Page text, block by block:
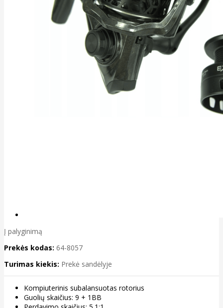
Į palyginimą
Prekės kodas: 64-8057
Turimas kiekis: Prekė sandėlyje
Kompiuterinis subalansuotas rotorius
Guolių skaičius: 9 + 1BB